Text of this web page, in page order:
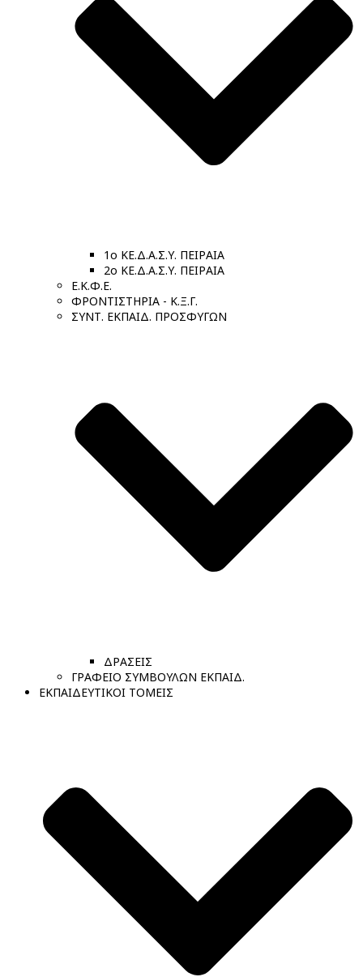
1ο ΚΕ.Δ.Α.Σ.Υ. ΠΕΙΡΑΙΑ
2ο ΚΕ.Δ.Α.Σ.Υ. ΠΕΙΡΑΙΑ
Ε.Κ.Φ.Ε.
ΦΡΟΝΤΙΣΤΗΡΙΑ - Κ.Ξ.Γ.
ΣΥΝΤ. ΕΚΠΑΙΔ. ΠΡΟΣΦΥΓΩΝ
ΔΡΑΣΕΙΣ
ΓΡΑΦΕΙΟ ΣΥΜΒΟΥΛΩΝ ΕΚΠΑΙΔ.
ΕΚΠΑΙΔΕΥΤΙΚΟΙ ΤΟΜΕΙΣ